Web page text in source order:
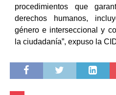
procedimientos que
derechos humanos,
género e interseccional y
la ciudadanía”, expuso la